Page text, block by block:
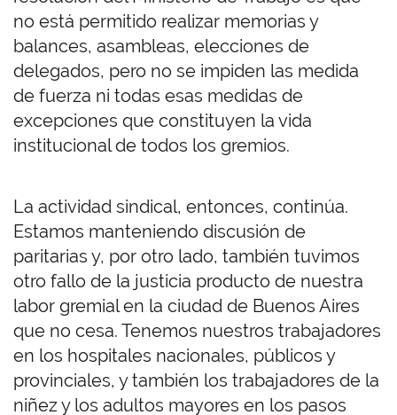
no está permitido realizar memorias y
balances, asambleas, elecciones de
delegados, pero no se impiden las medida
de fuerza ni todas esas medidas de
excepciones que constituyen la vida
institucional de todos los gremios.
La actividad sindical, entonces, continúa.
Estamos manteniendo discusión de
paritarias y, por otro lado, también tuvimos
otro fallo de la justicia producto de nuestra
labor gremial en la ciudad de Buenos Aires
que no cesa. Tenemos nuestros trabajadores
en los hospitales nacionales, públicos y
provinciales, y también los trabajadores de la
niñez y los adultos mayores en los pasos